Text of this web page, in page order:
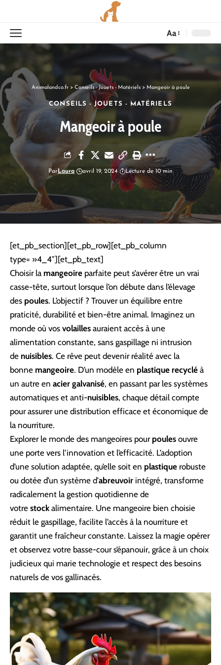
Aa
Animalandco.fr> Conseils - Jouets - Matériels> Mangeoir à poule
CONSEILS - JOUETS - MATÉRIELS
Mangeoir à poule
Par Laura avril 19, 2024 Lecture de 10 min
[et_pb_section][et_pb_row][et_pb_column
type= »4_4″][et_pb_text]
Choisir la mangeoire parfaite peut s’avérer être un vrai
casse-tête, surtout lorsque l’on débute dans l’élevage
des poules. L’objectif ? Trouver un équilibre entre
praticité, durabilité et bien-être animal. Imaginez un
monde où vos volailles auraient accès à une
alimentation constante, sans gaspillage ni intrusion
de nuisibles. Ce rêve peut devenir réalité avec la
bonne mangeoire. D’un modèle en plastique recyclé à
un autre en acier galvanisé, en passant par les systèmes
automatiques et anti-nuisibles, chaque détail compte
pour assurer une distribution efficace et économique de
la nourriture.
Explorer le monde des mangeoires pour poules ouvre
une porte vers l’innovation et l’efficacité. L’adoption
d’une solution adaptée, qu’elle soit en plastique robuste
ou dotée d’un système d’abreuvoir intégré, transforme
radicalement la gestion quotidienne de
votre stock alimentaire. Une mangeoire bien choisie
réduit le gaspillage, facilite l’accès à la nourriture et
garantit une fraîcheur constante. Laissez la magie opérer
et observez votre basse-cour s’épanouir, grâce à un choix
judicieux qui marie technologie et respect des besoins
naturels de vos gallinacés.